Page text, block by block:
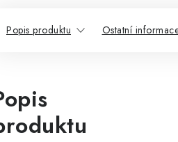
Popis produktu Ostatní